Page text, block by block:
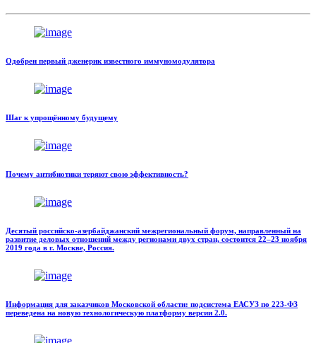
Одобрен первый дженерик известного иммуномодулятора
Шаг к упрощённому будущему
Почему антибиотики теряют свою эффективность?
Десятый российско-азербайджанский межрегиональный форум, направленный на
развитие деловых отношений между регионами двух стран, состоится 22–23 ноября
2019 года в г. Москве, Россия.
Информация для заказчиков Московской области: подсистема ЕАСУЗ по 223-ФЗ
переведена на новую технологическую платформу версии 2.0.